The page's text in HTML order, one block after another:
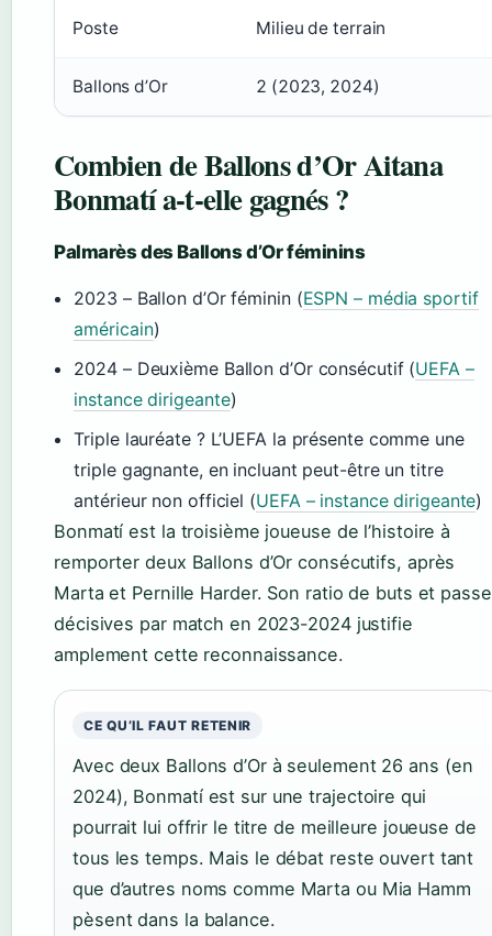
Poste Milieu de terrain
Ballons d’Or 2 (2023, 2024)
Combien de Ballons d’Or Aitana
Bonmatí a-t-elle gagnés ?
Palmarès des Ballons d’Or féminins
2023 – Ballon d’Or féminin (ESPN – média sportif
américain)
2024 – Deuxième Ballon d’Or consécutif (UEFA –
instance dirigeante)
Triple lauréate ? L’UEFA la présente comme une
triple gagnante, en incluant peut-être un titre
antérieur non officiel (UEFA – instance dirigeante)
Bonmatí est la troisième joueuse de l’histoire à
remporter deux Ballons d’Or consécutifs, après
Marta et Pernille Harder. Son ratio de buts et
décisives par match en 2023-2024 justifie
amplement cette reconnaissance.
CE QU’IL FAUT RETENIR
Avec deux Ballons d’Or à seulement 26 ans (en
2024), Bonmatí est sur une trajectoire qui
pourrait lui offrir le titre de meilleure joueuse de
tous les temps. Mais le débat reste ouvert tant
que d’autres noms comme Marta ou Mia Hamm
pèsent dans la balance.